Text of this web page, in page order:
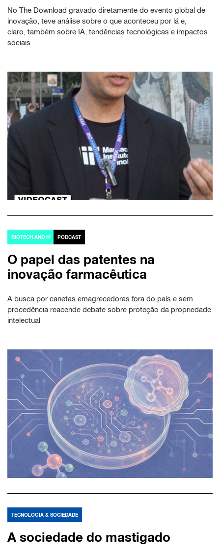
No The Download gravado diretamente do evento global de
inovação, teve análise sobre o que aconteceu por lá e,
claro, também sobre IA, tendências tecnológicas e impactos
sociais
BIOTECH AND H PODCAST
O papel das patentes na
inovação farmacêutica
A busca por canetas emagrecedoras fora do país e sem
procedência reacende debate sobre proteção da propriedade
intelectual
TECNOLOGIA & SOCIEDADE
A sociedade do mastigado